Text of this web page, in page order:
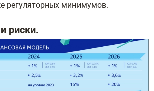
регуляторных минимумов.
риски.